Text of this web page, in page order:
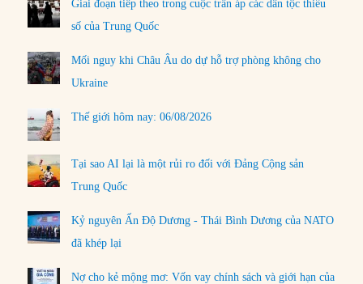
Giai đoạn tiếp theo trong cuộc trấn áp các dân tộc thiểu
số của Trung Quốc
Mối nguy khi Châu Âu do dự hỗ trợ phòng không cho
Ukraine
Thế giới hôm nay: 06/08/2026
Tại sao AI lại là một rủi ro đối với Đảng Cộng sản
Trung Quốc
Kỷ nguyên Ấn Độ Dương - Thái Bình Dương của NATO
đã khép lại
Nợ cho kẻ mộng mơ: Vốn vay chính sách và giới hạn của